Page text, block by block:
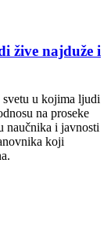
žive najduže i
svetu u kojima ljudi
na proseke
naučnika i javnosti
koji